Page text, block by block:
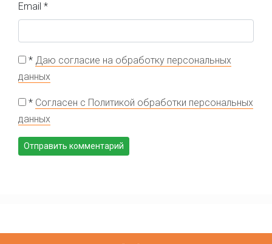
Email *
* Даю согласие на обработку персональных
данных
* Согласен с Политикой обработки персональных
данных